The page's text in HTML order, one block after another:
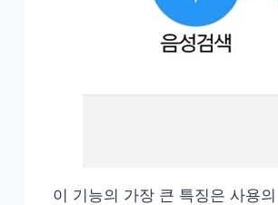
이 기능의 가장 큰 특징은 사용